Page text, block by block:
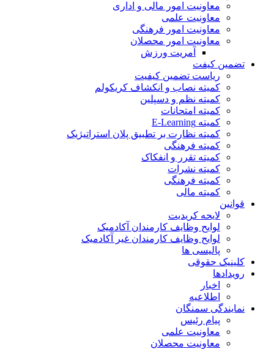
معاونیت امور مالی و اداری
معاونیت علمی
معاونیت امور فرهنگی
معاونیت امور محصلان
آمریت ورزش
تضمین کیفت
ریاست تضمین کیفیت
کمیته نصاب و انکشاف کریکولم
کمیته نظم و دسپلین
کمیته امتحانات
کمیته E-Learning
کمیته نظارت بر تطبیق پلان استراتیژیک
کمیته فرهنگی
کمیته تقرر و انفکاک
کمیته نشرات
کمیته فرهنگی
کمیته مالی
قوانین
لایحه کریدیت
لوایح وظایف کارمندان آکادمیک
لوایح وظایف کارمندان غیر آکادمیک
پالیسی ها
کلینیک حقوقی
رویدادها
اخبار
اطلاعیه
نمایندگی سمنگان
پیام رئیس
معاونیت علمی
معاونیت محصلان